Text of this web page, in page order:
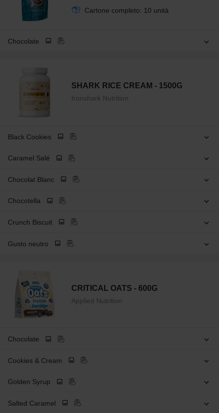
Cartone completo: 10 unità
Chocolate
SHARK RICE CREAM - 1500G
Ironshark Nutrition
Black Cookies
Caramel Salé
Chocolat Blanc
Chocotella
Crunch Biscuit
Gusto neutro
CRITICAL OATS - 600G
Applied Nutrition
Chocolate
Cookies & Cream
Golden Syrup
Salted Caramel